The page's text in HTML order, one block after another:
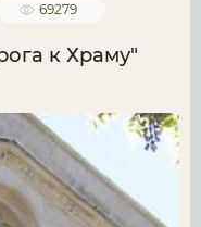
69279
к Храму"